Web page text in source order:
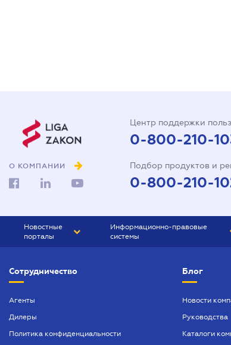
О КОМПАНИИ
Центр поддержки
0-800-210-
Подбор продуктов и
0-800-210-
Новостные
порталы
БИЗНЕС
Информационно-правовые
системы
БУХГАЛТЕР ПРОФ
ЮРИСТ ПРОФ
Сотрудничество
Агенты
Дилеры
Политика конфиденциальности
Блог
Новости
Руководства
Каталоги